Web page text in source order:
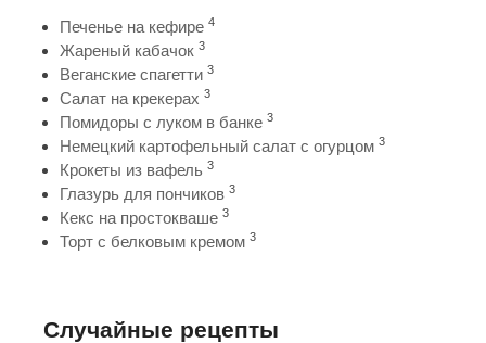
Печенье на кефире 4
Жареный кабачок 3
Веганские спагетти 3
Салат на крекерах 3
Помидоры с луком в банке 3
Немецкий картофельный салат с огурцом 3
Крокеты из вафель 3
Глазурь для пончиков 3
Кекс на простокваше 3
Торт с белковым кремом 3
Случайные рецепты